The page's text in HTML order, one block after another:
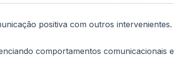
positiva com outros intervenientes.
comportamentos comunicacionais e